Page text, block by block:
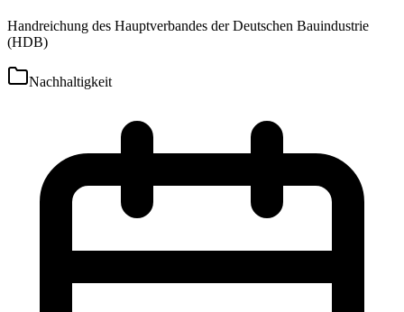
Handreichung des Hauptverbandes der Deutschen Bauindustrie
(HDB)
Nachhaltigkeit